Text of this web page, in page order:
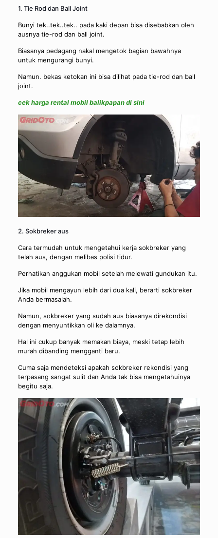
1. Tie Rod dan Ball Joint
Bunyi tek..tek..tek.. pada kaki depan bisa disebabkan oleh
ausnya tie-rod dan ball joint.
Biasanya pedagang nakal mengetok bagian bawahnya
untuk mengurangi bunyi.
Namun. bekas ketokan ini bisa dilihat pada tie-rod dan ball
joint.
cek harga rental mobil balikpapan di sini
2. Sokbreker aus
Cara termudah untuk mengetahui kerja sokbreker yang
telah aus, dengan melibas polisi tidur.
Perhatikan anggukan mobil setelah melewati gundukan itu.
Jika mobil mengayun lebih dari dua kali, berarti sokbreker
Anda bermasalah.
Namun, sokbreker yang sudah aus biasanya direkondisi
dengan menyuntikkan oli ke dalamnya.
Hal ini cukup banyak memakan biaya, meski tetap lebih
murah dibanding mengganti baru.
Cuma saja mendeteksi apakah sokbreker rekondisi yang
terpasang sangat sulit dan Anda tak bisa mengetahuinya
begitu saja.